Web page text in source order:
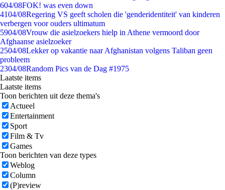
604/08FOK! was even down
4104/08Regering VS geeft scholen die 'genderidentiteit' van kinderen
verbergen voor ouders ultimatum
5904/08Vrouw die asielzoekers hielp in Athene vermoord door
Afghaanse asielzoeker
2504/08Lekker op vakantie naar Afghanistan volgens Taliban geen
probleem
2304/08Random Pics van de Dag #1975
Laatste items
Laatste items
Toon berichten uit deze thema's
Actueel
Entertainment
Sport
Film & Tv
Games
Toon berichten van deze types
Weblog
Column
(P)review